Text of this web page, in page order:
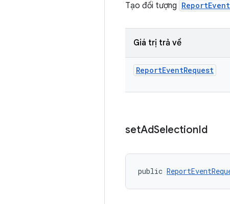
Tạo đối tượng
Giá trị trả về
ReportEventRequest
setAdSelectionId
public